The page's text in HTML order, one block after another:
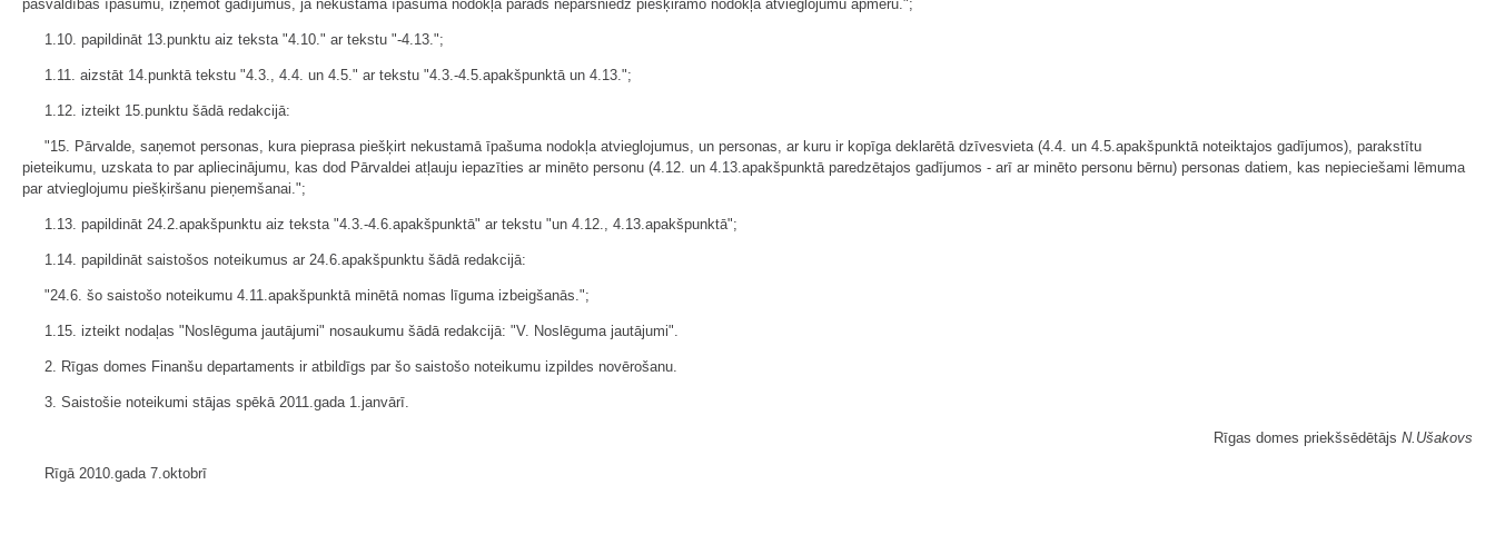
pašvaldības īpašumu, izņemot gadījumus, ja nekustamā īpašuma nodokļa parāds nepārsniedz piešķiramo nodokļa atvieglojumu apmēru.";
1.10. papildināt 13.punktu aiz teksta "4.10." ar tekstu "-4.13.";
1.11. aizstāt 14.punktā tekstu "4.3., 4.4. un 4.5." ar tekstu "4.3.-4.5.apakšpunktā un 4.13.";
1.12. izteikt 15.punktu šādā redakcijā:
"15. Pārvalde, saņemot personas, kura pieprasa piešķirt nekustamā īpašuma nodokļa atvieglojumus, un personas, ar kuru ir kopīga deklarētā dzīvesvieta (4.4. un 4.5.apakšpunktā noteiktajos gadījumos), parakstītu
pieteikumu, uzskata to par apliecinājumu, kas dod Pārvaldei atļauju iepazīties ar minēto personu (4.12. un 4.13.apakšpunktā paredzētajos gadījumos - arī ar minēto personu bērnu) personas datiem, kas nepieciešami lēmuma
par atvieglojumu piešķiršanu pieņemšanai.";
1.13. papildināt 24.2.apakšpunktu aiz teksta "4.3.-4.6.apakšpunktā" ar tekstu "un 4.12., 4.13.apakšpunktā";
1.14. papildināt saistošos noteikumus ar 24.6.apakšpunktu šādā redakcijā:
"24.6. šo saistošo noteikumu 4.11.apakšpunktā minētā nomas līguma izbeigšanās.";
1.15. izteikt nodaļas "Noslēguma jautājumi" nosaukumu šādā redakcijā: "V. Noslēguma jautājumi".
2. Rīgas domes Finanšu departaments ir atbildīgs par šo saistošo noteikumu izpildes novērošanu.
3. Saistošie noteikumi stājas spēkā 2011.gada 1.janvārī.
Rīgas domes priekšsēdētājs N.Ušakovs
Rīgā 2010.gada 7.oktobrī